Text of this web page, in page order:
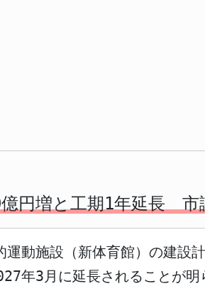
円増と工期1年延長 市
動施設（新体育館）の建設
年3月に延長されることが